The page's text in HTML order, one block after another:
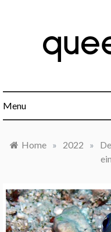
Menu
Home » 2022 »